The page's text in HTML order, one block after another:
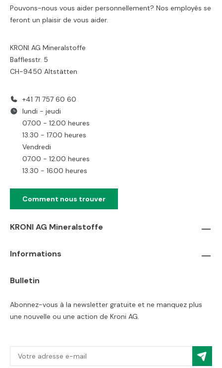
Pouvons-nous vous aider personnellement? Nos employés se
feront un plaisir de vous aider.
KRONI AG Mineralstoffe
Bafflesstr. 5
CH-9450 Altstätten
+41 71 757 60 60
lundi - jeudi
07.00 - 12.00 heures
13.30 - 17.00 heures
Vendredi
07.00 - 12.00 heures
13.30 - 16.00 heures
Comment nous trouver
KRONI AG Mineralstoffe
Informations
Bulletin
Abonnez-vous à la newsletter gratuite et ne manquez plus
une nouvelle ou une action de Kroni AG.